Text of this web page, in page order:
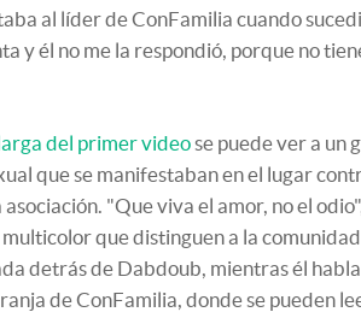
al líder de ConFamilia cuando
y él no me la respondió, porque no
del primer videose puede ver a un
que se manifestaban en el lugar
"Que viva el amor, no el
que distinguen a la
detrás de Dabdoub, mientras él
de ConFamilia, donde se pueden